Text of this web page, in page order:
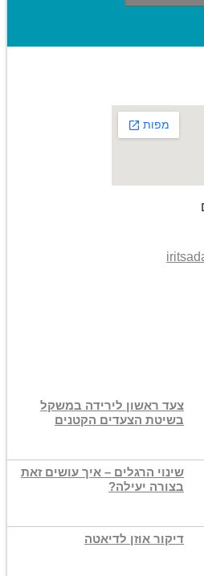
צעד ראשון לירידה במשקל
בשיטת הצעדים הקטנים
שינוי הרגלים – איך עושים זאת
בצורה יעילה?
דיקור אוזן לדיאטה